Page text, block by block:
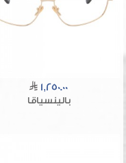
1,250.00
بالينسياقا